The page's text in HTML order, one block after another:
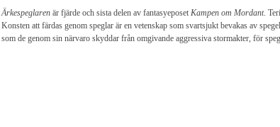
Ärkespeglarenär fjärde och sista delen av fantasyeposet Kampen om Mordant.
Konsten att färdas genom speglar är en vetenskap som svartsjukt bevakas av
som de genom sin närvaro skyddar från omgivande aggressiva stormakter, för